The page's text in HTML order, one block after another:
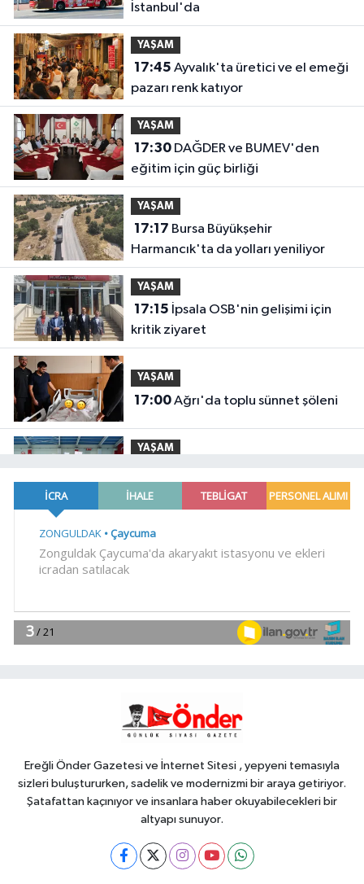
İstanbul'da
YAŞAM
17:45
pazarı renk katıyor
YAŞAM
17:30DAĞDER ve BUMEV'den
eğitim için güç birliği
YAŞAM
17:17
Harmancık'ta da yolları yeniliyor
YAŞAM
17:15
kritik ziyaret
YAŞAM
17:00Ağrı'da toplu sünnet şöleni
YAŞAM
yüzücüleri sertifikalarını aldı
16:45Avrupa Drama Buluşmaları
16:20 Esnaf odalarından ortak
açıklama
Ereğli Önder Gazetesi ve İnternet Sitesi , yepyeni temasıyla
sizleri buluştururken, sadelik ve modernizmi bir araya getiriyor.
Şatafattan kaçınıyor ve insanlara haber okuyabilecekleri bir
altyapı sunuyor.